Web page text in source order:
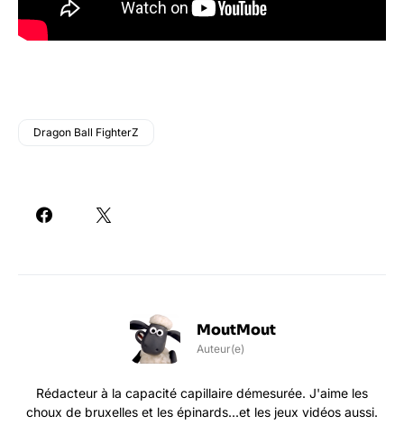
Dragon Ball FighterZ
MoutMout
Auteur(e)
Rédacteur à la capacité capillaire démesurée. J'aime les
choux de bruxelles et les épinards...et les jeux vidéos aussi.